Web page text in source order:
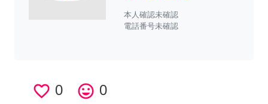
本人確認未確認
電話番号未確認
favorite_border 0 tag_faces 0